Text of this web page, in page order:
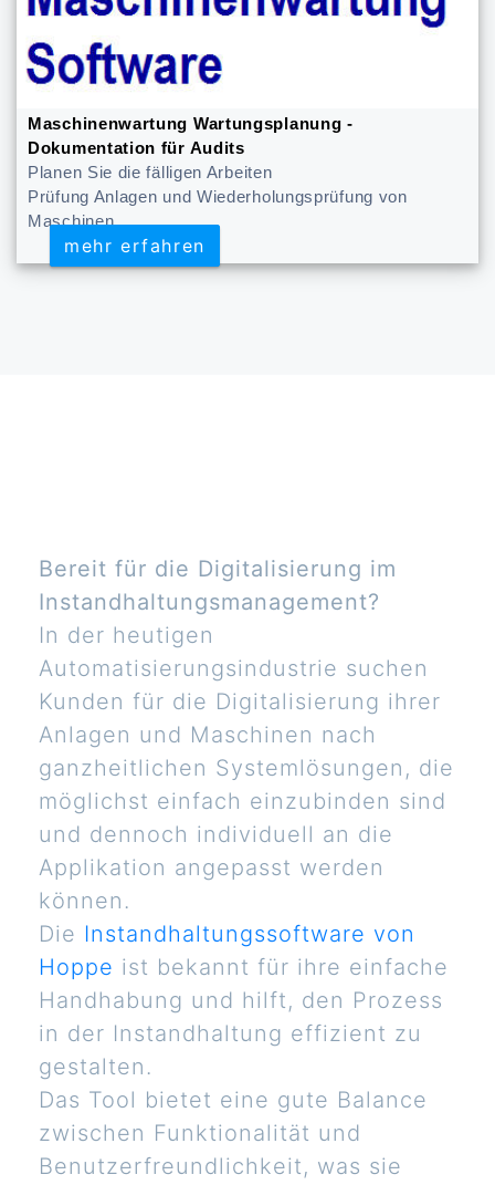
Maschinenwartung Wartungsplanung -
Dokumentation für Audits
Planen Sie die fälligen Arbeiten
Prüfung Anlagen und Wiederholungsprüfung von
Maschinen
mehr erfahren
mehr erfahren
Bereit für die Digitalisierung im
Instandhaltungsmanagement?
In der heutigen
Automatisierungsindustrie suchen
Kunden für die Digitalisierung ihrer
Anlagen und Maschinen nach
ganzheitlichen Systemlösungen, die
möglichst einfach einzubinden sind
und dennoch individuell an die
Applikation angepasst werden
können.
Die Instandhaltungssoftware von
Hoppe ist bekannt für ihre einfache
Handhabung und hilft, den Prozess
in der Instandhaltung effizient zu
gestalten.
Das Tool bietet eine gute Balance
zwischen Funktionalität und
Benutzerfreundlichkeit, was sie